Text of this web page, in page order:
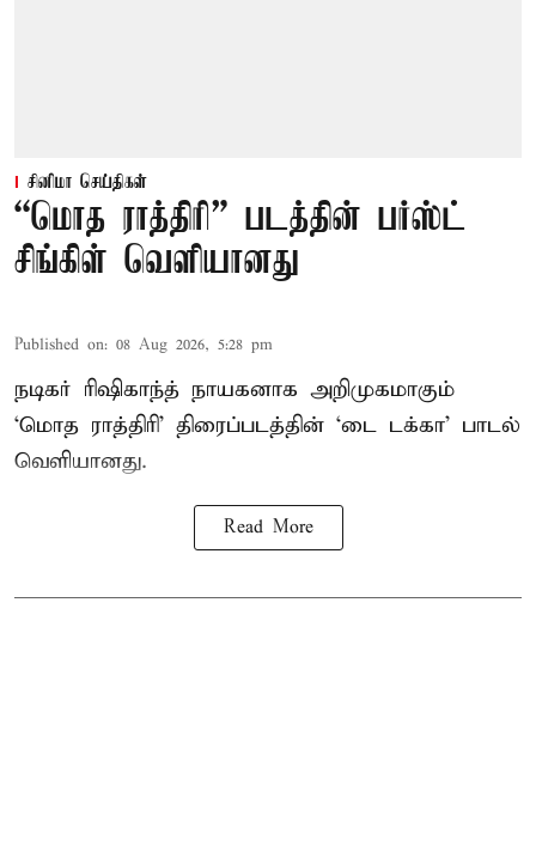
சினிமா செய்திகள்
“மொத ராத்திரி” படத்தின் பர்ஸ்ட்
சிங்கிள் வெளியானது
Published on: 08 Aug 2026, 5:28 pm
நடிகர் ரிஷிகாந்த் நாயகனாக அறிமுகமாகும்
‘மொத ராத்திரி’ திரைப்படத்தின் ‘டை டக்கா’ பாடல்
வெளியானது.
Read More